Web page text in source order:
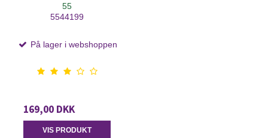
55
5544199
På lager i webshoppen
169,00 DKK
VIS PRODUKT